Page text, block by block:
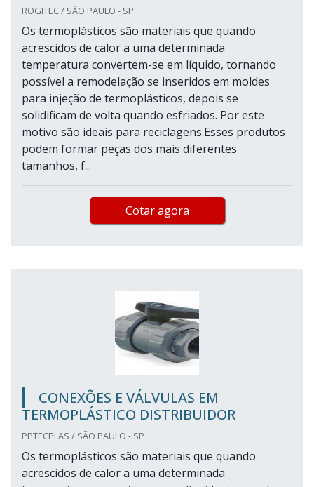
ROGITEC / SÃO PAULO - SP
Os termoplásticos são materiais que quando
acrescidos de calor a uma determinada
temperatura convertem-se em líquido, tornando
possível a remodelação se inseridos em moldes
para injeção de termoplásticos, depois se
solidificam de volta quando esfriados. Por este
motivo são ideais para reciclagens.Esses produtos
podem formar peças dos mais diferentes
tamanhos, f...
Cotar agora
CONEXÕES E VÁLVULAS EM
TERMOPLÁSTICO DISTRIBUIDOR
PPTECPLAS / SÃO PAULO - SP
Os termoplásticos são materiais que quando
acrescidos de calor a uma determinada